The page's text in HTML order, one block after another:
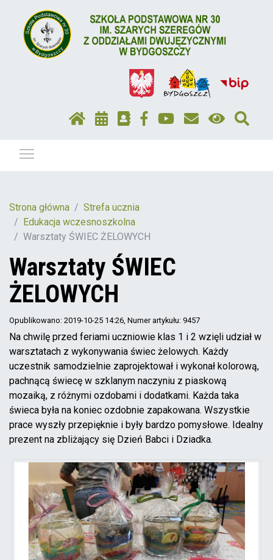
Strona główna
Strefa ucznia
Edukacja wczesnoszkolna
Warsztaty ŚWIEC ŻELOWYCH
Warsztaty ŚWIEC
ŻELOWYCH
Opublikowano: 2019-10-25 14:26 , Numer artykułu: 9457
Na chwilę przed feriami uczniowie klas 1 i 2 wzięli udział w
warsztatach z wykonywania świec żelowych. Każdy
uczestnik samodzielnie zaprojektował i wykonał kolorową,
pachnącą świecę w szklanym naczyniu z piaskową
mozaiką, z różnymi ozdobami i dodatkami. Każda taka
świeca była na koniec ozdobnie zapakowana. Wszystkie
prace wyszły przepięknie i były bardzo pomysłowe. Idealny
prezent na zbliżający się Dzień Babci i Dziadka.